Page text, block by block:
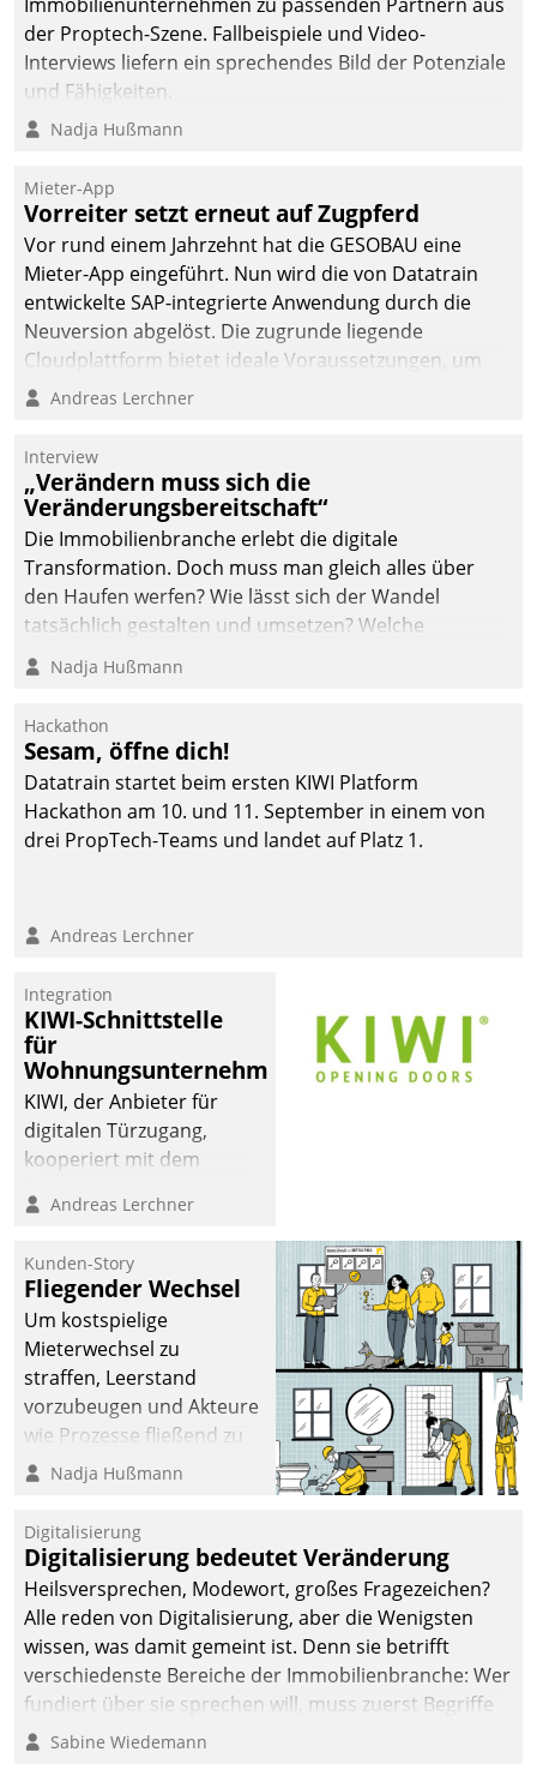
der Proptech-Szene. Fallbeispiele und Video-
Interviews liefern ein sprechendes Bild der Potenziale
und Fähigkeiten.
Nadja Hußmann
Mieter-App
Vorreiter setzt erneut auf Zugpferd
Vor rund einem Jahrzehnt hat die GESOBAU eine
Mieter-App eingeführt. Nun wird die von Datatrain
entwickelte SAP-integrierte Anwendung durch die
Neuversion abgelöst. Die zugrunde liegende
Cloudplattform bietet ideale Voraussetzungen, um
die Funktionalität der App zu erweitern und weitere
integrieren.
Andreas Lerchner
Interview
„Verändern muss sich die
Veränderungsbereitschaft“
Die Immobilienbranche erlebt die digitale
Transformation. Doch muss man gleich alles über
den Haufen werfen? Wie lässt sich der Wandel
tatsächlich gestalten und umsetzen? Welche
Argumente zählen wirklich?
Nadja Hußmann
Hackathon
Sesam, öffne dich!
Datatrain startet beim ersten KIWI Platform
Hackathon am 10. und 11. September in einem von
drei PropTech-Teams und landet auf Platz 1.
Andreas Lerchner
Integration
KIWI-Schnittstelle
für
Wohnungsunternehmen
KIWI, der Anbieter für
digitalen Türzugang,
kooperiert mit dem
Softwareentwicklungshaus
Andreas Lerchner
Kunden-Story
Fliegender Wechsel
Um kostspielige
Mieterwechsel zu
straffen, Leerstand
vorzubeugen und Akteure
wie Prozesse fließend zu
vernetzen, nutzt die
Jahresbeginn eine
Überblick, Einsicht und
Eingriff bietende Lösung.
Zur Entwicklung setzte
man auf
Cloudtechnologie,
bewährte und Startup-
agile Projektmethoden.
Nadja Hußmann
Digitalisierung
Digitalisierung bedeutet Veränderung
Heilsversprechen, Modewort, großes Fragezeichen?
Alle reden von Digitalisierung, aber die Wenigsten
wissen, was damit gemeint ist. Denn sie betrifft
verschiedenste Bereiche der Immobilienbranche: Wer
fundiert über sie sprechen will, muss zuerst Begriffe
klären. Ein Aspekt ist die betriebliche Optimierung:
Sabine Wiedemann